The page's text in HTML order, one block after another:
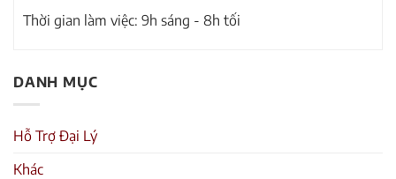
Thời gian làm việc: 9h sáng - 8h tối
DANH MỤC
Hỗ Trợ Đại Lý
Khác